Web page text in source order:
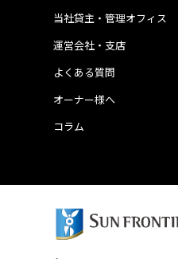
運営会社・支店
よくある質問
当社貸主・管理オフィス
オーナー様へ
コラム